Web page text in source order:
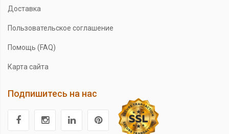
Доставка
Пользовательское соглашение
Помощь (FAQ)
Карта сайта
Подпишитесь на нас